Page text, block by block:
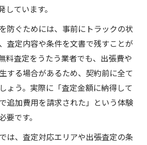
ています。
防ぐためには、事前にトラックの状
査定内容や条件を文書で残すことが
料査定をうたう業者でも、出張費や
する場合があるため、契約前に全て
ょう。実際に「査定金額に納得して
追加費用を請求された」という体験
要です。
は、査定対応エリアや出張査定の条